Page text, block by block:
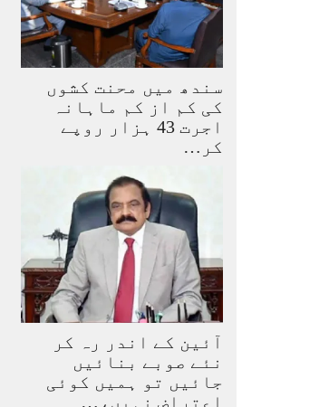
سندھ میں محنت کشوں
کی کم از کم ماہانہ
اجرت 43 ہزار روپے
کر…
آئین کے اندر رہ کر
نئے صوبے بنائیں
جائیں تو ہمیں کوئی
اعتراض نہیں،…